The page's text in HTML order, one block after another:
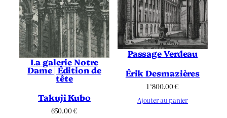
La galerie Notre
Dame | Édition de
tête
Takuji Kubo
650.00€
Passage Verdeau
Érik Desmazières
1 ‘800.00€
Ajouter au panier